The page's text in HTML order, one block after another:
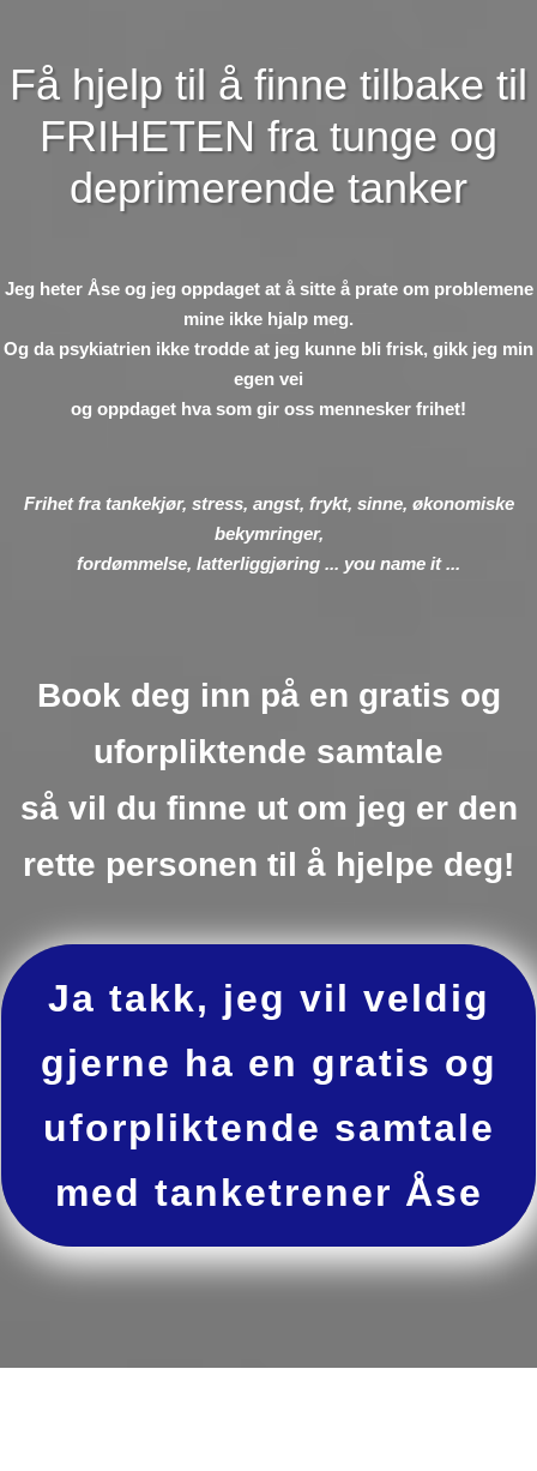
Få hjelp til å finne tilbake til
FRIHETEN fra tunge og
deprimerende tanker
Jeg heter Åse og jeg oppdaget at å sitte å prate om problemene
mine ikke hjalp meg.
Og da psykiatrien ikke trodde at jeg kunne bli frisk, gikk jeg min
egen vei
og oppdaget hva som gir oss mennesker frihet!
Frihet fra tankekjør, stress, angst, frykt, sinne, økonomiske
bekymringer,
fordømmelse, latterliggjøring ... you name it ...
Book deg inn på en gratis og
uforpliktende samtale
så vil du finne ut om jeg er den
rette personen til å hjelpe deg!
Ja takk, jeg vil veldig
gjerne ha en gratis og
uforpliktende samtale
med tanketrener Åse